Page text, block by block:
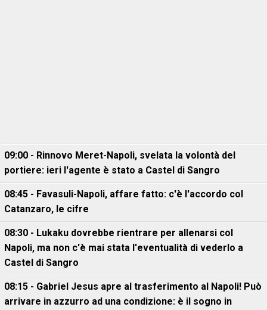
09:00 - Rinnovo Meret-Napoli, svelata la volontà del
portiere: ieri l'agente è stato a Castel di Sangro
08:45 - Favasuli-Napoli, affare fatto: c'è l'accordo col
Catanzaro, le cifre
08:30 - Lukaku dovrebbe rientrare per allenarsi col
Napoli, ma non c'è mai stata l'eventualità di vederlo a
Castel di Sangro
08:15 - Gabriel Jesus apre al trasferimento al Napoli! Può
arrivare in azzurro ad una condizione: è il sogno in